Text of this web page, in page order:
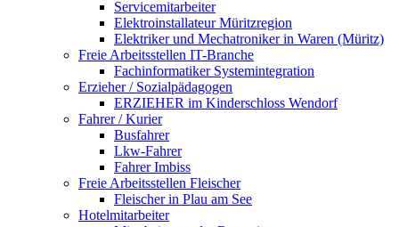
Servicemitarbeiter
Elektroinstallateur Müritzregion
Elektriker und Mechatroniker in Waren (Müritz)
Freie Arbeitsstellen IT-Branche
Fachinformatiker Systemintegration
Erzieher / Sozialpädagogen
ERZIEHER im Kinderschloss Wendorf
Fahrer / Kurier
Busfahrer
Lkw-Fahrer
Fahrer Imbiss
Freie Arbeitsstellen Fleischer
Fleischer in Plau am See
Hotelmitarbeiter